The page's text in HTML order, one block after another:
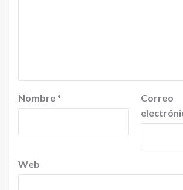
Nombre *
Correo
Web